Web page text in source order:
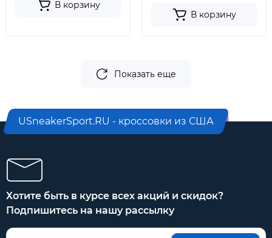
В корзину
В корзину
Показать еще
USneakerSport.RU - кроссовки из США
Хотите быть в курсе всех акций и скидок?
Подпишитесь на нашу рассылку